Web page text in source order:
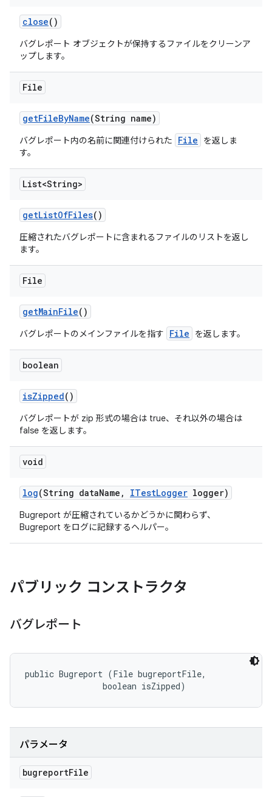
close()
バグレポート オブジェクトが保持するファイルをクリーンア
ップします。
File
getFileByName(String name)
バグレポート内の名前に関連付けられた File
を返しま
す。
List<String>
getListOfFiles()
圧縮されたバグレポートに含まれるファイルのリストを返し
ます。
File
getMainFile()
バグレポートのメインファイルを指す File を返します。
boolean
isZipped()
バグレポートが zip 形式の場合は true、それ以外の場合は
false を返します。
void
log(String dataName , ITestLogger logger)
Bugreport が圧縮されているかどうかに関わらず、
Bugreport をログに記録するヘルパー。
パブリック コンストラクタ
バグレポート
public Bugreport (File bugreportFile,
                boolean isZipped)
パラメータ
bugreportFile